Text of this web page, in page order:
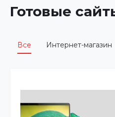
Готовые
Все Интернет-магазин